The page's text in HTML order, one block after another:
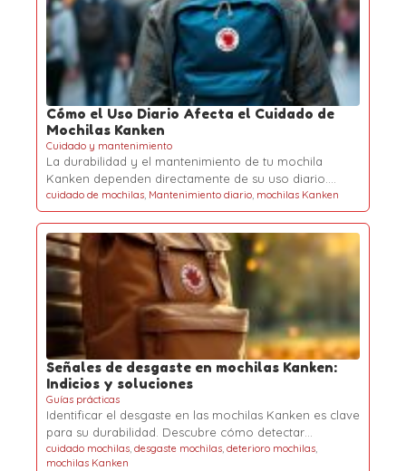
Cómo el Uso Diario Afecta el Cuidado de
Mochilas Kanken
Cuidado y mantenimiento
La durabilidad y el mantenimiento de tu mochila
Kanken dependen directamente de su uso diario.…
cuidado de mochilas, Mantenimiento diario, mochilas Kanken
Señales de desgaste en mochilas Kanken:
Indicios y soluciones
Guías prácticas
Identificar el desgaste en las mochilas Kanken es clave
para su durabilidad. Descubre cómo detectar…
cuidado mochilas, desgaste mochilas, deterioro mochilas,
mochilas Kanken